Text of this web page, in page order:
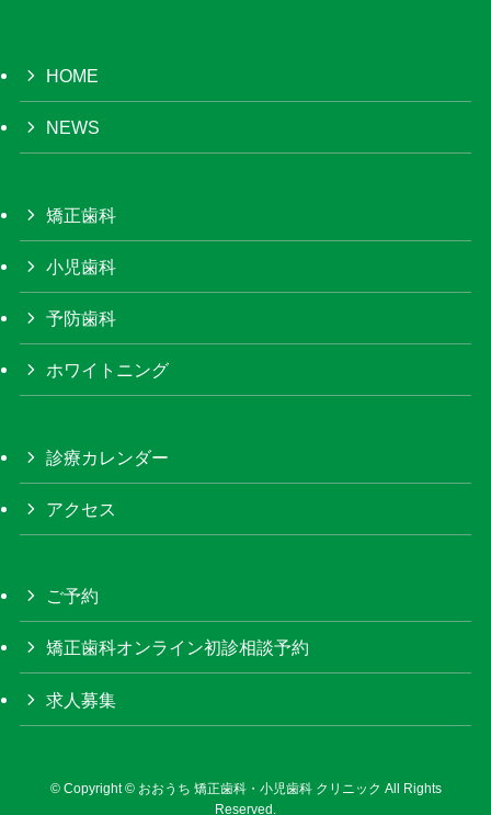
HOME
NEWS
矯正歯科
小児歯科
予防歯科
ホワイトニング
診療カレンダー
アクセス
ご予約
矯正歯科オンライン初診相談予約
求人募集
©Copyright © おおうち 矯正歯科・小児歯科 クリニック All Rights
Reserved.